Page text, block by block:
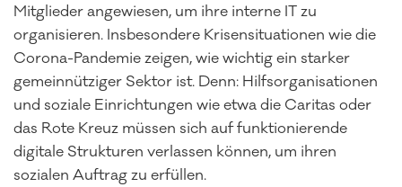
Mitglieder angewiesen, um ihre interne IT zu
organisieren. Insbesondere Krisensituationen wie die
Corona-Pandemie zeigen, wie wichtig ein starker
gemeinnütziger Sektor ist. Denn: Hilfsorganisationen
und soziale Einrichtungen wie etwa die Caritas oder
das Rote Kreuz müssen sich auf funktionierende
digitale Strukturen verlassen können, um ihren
sozialen Auftrag zu erfüllen.